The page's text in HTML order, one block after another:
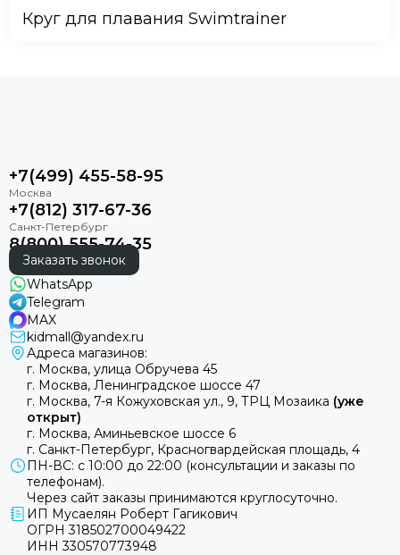
Круг для плавания Swimtrainer
+7(499) 455-58-95
+7(812) 317-67-36
8(800) 555-74-35
Заказать звонок
WhatsApp
Telegram
MAX
kidmall@yandex.ru
Адреса магазинов:
г. Москва, улица Обручева 45
г. Москва, Ленинградское шоссе 47
г. Москва, 7-я Кожуховская ул., 9, ТРЦ Мозаика (уже
открыт)
г. Москва, Аминьевское шоссе 6
г. Санкт-Петербург, Красногвардейская площадь, 4
ПН-ВС: с 10:00 до 22:00 (консультации и заказы по
телефонам).
Через сайт заказы принимаются круглосуточно.
ИП Мусаелян Роберт Гагикович
ОГРН 318502700049422
ИНН 330570773948